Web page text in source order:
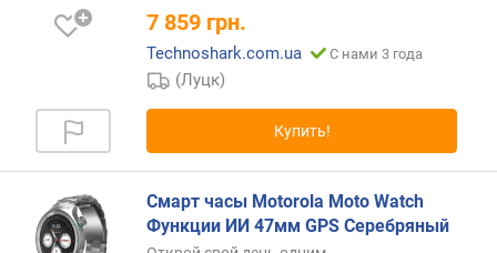
л
н
й
д
7 859 грн.
Technoshark.com.ua С нами 3 года
(Луцк)
Купить!
Смарт часы Motorola Moto Watch
Функции ИИ 47мм GPS Серебряный